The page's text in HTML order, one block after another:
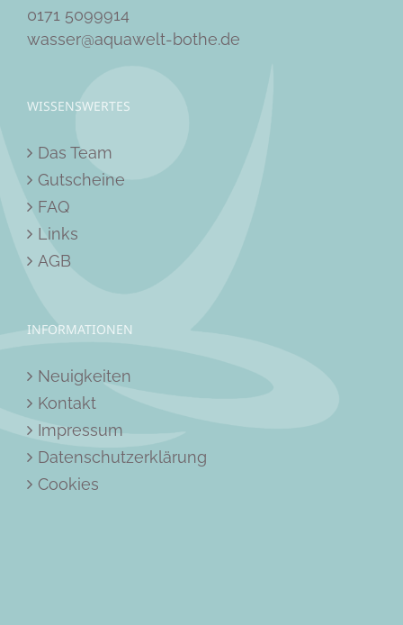
0171 5099914
wasser@aquawelt-bothe.de
WISSENSWERTES
Das Team
Gutscheine
FAQ
Links
AGB
INFORMATIONEN
Neuigkeiten
Kontakt
Impressum
Datenschutzerklärung
Cookies